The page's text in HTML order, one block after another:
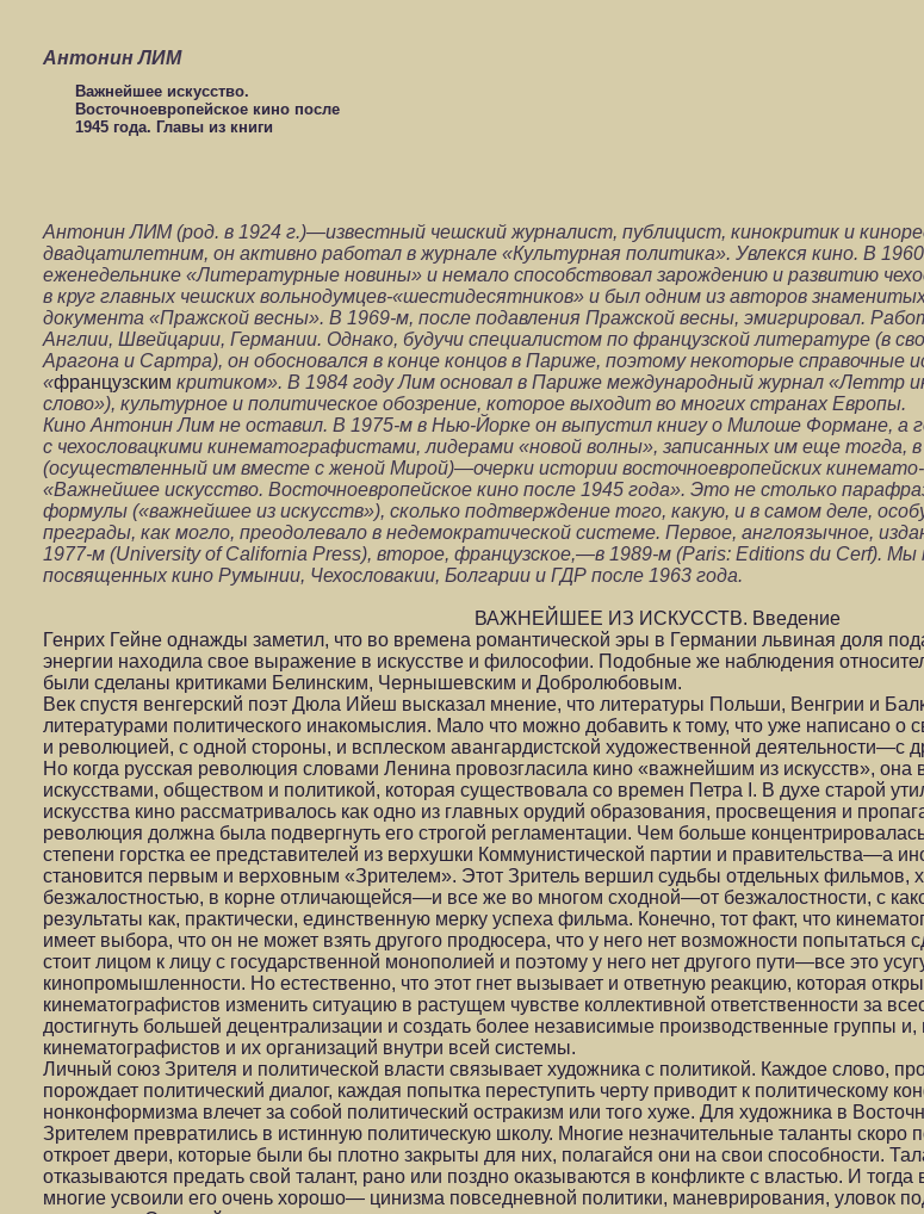
Антонин ЛИМ
Важнейшее искусство.
Восточноевропейское кино после
1945 года. Главы из книги
Антонин ЛИМ (род. в 1924 г.)—известный чешский журналист, публицист, кинокритик и
двадцатилетним, он активно работал в журнале «Культурная политика». Увлекся кино. В
еженедельнике «Литературные новины» и немало способствовал зарождению и развитию
в круг главных чешских вольнодумцев-«шестидесятников» и был одним из авторов
документа «Пражской весны». В 1969-м, после подавления Пражской весны, эмигрировал.
Англии, Швейцарии, Германии. Однако, будучи специалистом по французской литературе (в
Арагона и Сартра), он обосновался в конце концов в Париже, поэтому некоторые справочные
«французским критиком». В 1984 году Лим основал в Париже международный журнал «Леттр
слово»), культурное и политическое обозрение, которое выходит во многих странах Европы.
Кино Антонин Лим не оставил. В 1975-м в Нью-Йорке он выпустил книгу о Милоше Формане, а
с чехословацкими кинематографистами, лидерами «новой волны», записанных им еще тогда,
(осуществленный им вместе с женой Мирой)—очерки истории восточноевропейских
«Важнейшее искусство. Восточноевропейское кино после 1945 года». Это не столько
формулы («важнейшее из искусств»), сколько подтверждение того, какую, и в самом деле,
преграды, как могло, преодолевало в недемократической системе. Первое, англоязычное,
1977-м (University of California Press), второе, французское,—в 1989-м (Paris: Editions du Cerf). Мы
посвященных кино Румынии, Чехословакии, Болгарии и ГДР после 1963 года.
ВАЖНЕЙШЕЕ ИЗ ИСКУССТВ. Введение
Генрих Гейне однажды заметил, что во времена романтической эры в Германии львиная доля
энергии находила свое выражение в искусстве и философии. Подобные же наблюдения
были сделаны критиками Белинским, Чернышевским и Добролюбовым.
Век спустя венгерский поэт Дюла Ийеш высказал мнение, что литературы Польши, Венгрии и
литературами политического инакомыслия. Мало что можно добавить к тому, что уже написано о
и революцией, с одной стороны, и всплеском авангардистской художественной деятельности—с
Но когда русская революция словами Ленина провозгласила кино «важнейшим из искусств», она
искусствами, обществом и политикой, которая существовала со времен Петра I. В духе старой
искусства кино рассматривалось как одно из главных орудий образования, просвещения и
революция должна была подвергнуть его строгой регламентации. Чем больше
степени горстка ее представителей из верхушки Коммунистической партии и правительства—а
становится первым и верховным «Зрителем». Этот Зритель вершил судьбы отдельных фильмов,
безжалостностью, в корне отличающейся—и все же во многом сходной—от безжалостности, с
результаты как, практически, единственную мерку успеха фильма. Конечно, тот факт, что
имеет выбора, что он не может взять другого продюсера, что у него нет возможности попытаться
стоит лицом к лицу с государственной монополией и поэтому у него нет другого пути—все это
кинопромышленности. Но естественно, что этот гнет вызывает и ответную реакцию, которая
кинематографистов изменить ситуацию в растущем чувстве коллективной ответственности за
достигнуть большей децентрализации и создать более независимые производственные группы
кинематографистов и их организаций внутри всей системы.
Личный союз Зрителя и политической власти связывает художника с политикой. Каждое слово,
порождает политический диалог, каждая попытка переступить черту приводит к политическому
нонконформизма влечет за собой политический остракизм или того хуже. Для художника в
Зрителем превратились в истинную политическую школу. Многие незначительные таланты
откроет двери, которые были бы плотно закрыты для них, полагайся они на свои способности.
отказываются предать свой талант, рано или поздно оказываются в конфликте с властью. И
многие усвоили его очень хорошо— цинизма повседневной политики, маневрирования, уловок